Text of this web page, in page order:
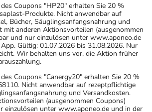
Coupons "HP20" erhalten Sie 20 %
Produkte. Nicht anwendbar auf
Bücher, Säuglingsanfangsnahrung und
mit anderen Aktionsvorteilen (ausgenommen
und nur einzulösen unter www.aponeo.de
Gültig: 01.07.2026 bis 31.08.2026. Nur
Wir behalten uns vor, die Aktion früher
Coupons "Canergy20" erhalten Sie 20 %
Nicht anwendbar auf rezeptpflichtige
und Versandkosten.
(ausgenommen Coupons)
einzulösen unter www.aponeo.de und in der